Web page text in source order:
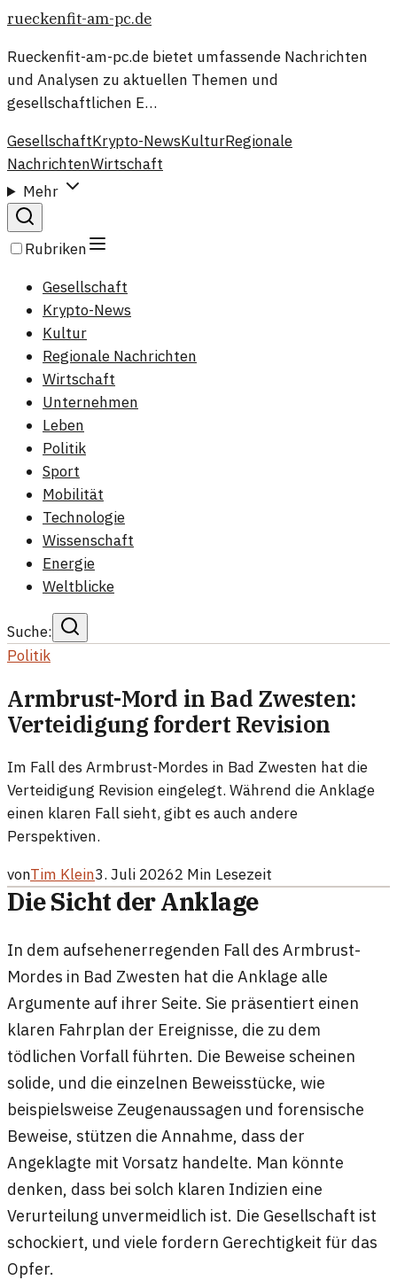
rueckenfit-am-pc.de
Rueckenfit-am-pc.de bietet umfassende Nachrichten
und Analysen zu aktuellen Themen und
gesellschaftlichen E…
GesellschaftKrypto-NewsKulturRegionale
NachrichtenWirtschaft
Mehr
Rubriken
Gesellschaft
Krypto-News
Kultur
Regionale Nachrichten
Wirtschaft
Unternehmen
Leben
Politik
Sport
Mobilität
Technologie
Wissenschaft
Energie
Weltblicke
Suche:
Politik
Armbrust-Mord in Bad Zwesten:
Verteidigung fordert Revision
Im Fall des Armbrust-Mordes in Bad Zwesten hat die
Verteidigung Revision eingelegt. Während die Anklage
einen klaren Fall sieht, gibt es auch andere
Perspektiven.
vonTim Klein3. Juli 20262 Min Lesezeit
Die Sicht der Anklage
In dem aufsehenerregenden Fall des Armbrust-
Mordes in Bad Zwesten hat die Anklage alle
Argumente auf ihrer Seite. Sie präsentiert einen
klaren Fahrplan der Ereignisse, die zu dem
tödlichen Vorfall führten. Die Beweise scheinen
solide, und die einzelnen Beweisstücke, wie
beispielsweise Zeugenaussagen und forensische
Beweise, stützen die Annahme, dass der
Angeklagte mit Vorsatz handelte. Man könnte
denken, dass bei solch klaren Indizien eine
Verurteilung unvermeidlich ist. Die Gesellschaft ist
schockiert, und viele fordern Gerechtigkeit für das
Opfer.